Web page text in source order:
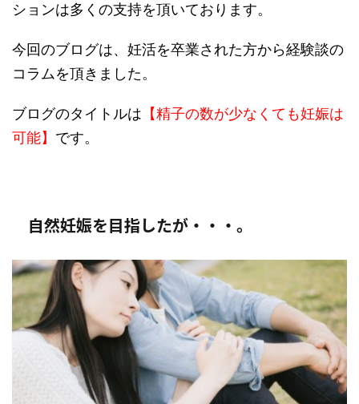
ションは多くの支持を頂いております。
今回のブログは、妊活を卒業された方から経験談の
コラムを頂きました。
ブログのタイトルは 【精子の数が少なくても妊娠は
可能】 です。
自然妊娠を目指したが・・・。